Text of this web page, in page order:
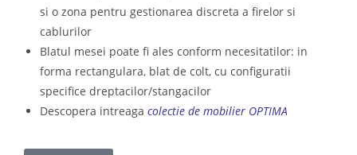
si o zona pentru gestionarea discreta a firelor si
cablurilor
Blatul mesei poate fi ales conform necesitatilor: in
forma rectangulara, blat de colt, cu configuratii
specifice dreptacilor/stangacilor
Descopera intreaga colectie de mobilier OPTIMA